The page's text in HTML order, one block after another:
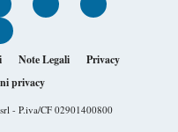
Note Legali
Privacy
privacy
- P.iva/CF 02901400800